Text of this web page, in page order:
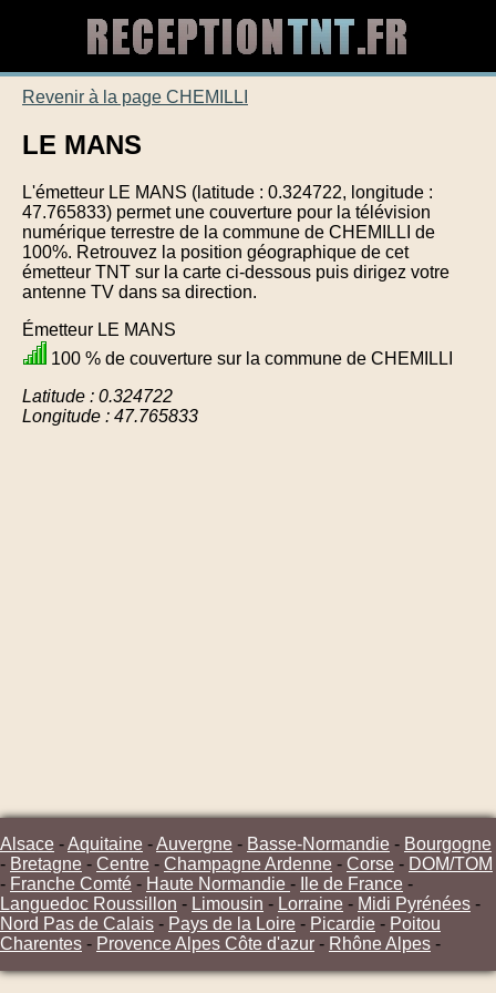
Revenir à la page CHEMILLI
LE MANS
L'émetteur LE MANS (latitude : 0.324722, longitude :
47.765833) permet une couverture pour la télévision
numérique terrestre de la commune de CHEMILLI de
100%. Retrouvez la position géographique de cet
émetteur TNT sur la carte ci-dessous puis dirigez votre
antenne TV dans sa direction.
Émetteur LE MANS
100 % de couverture sur la commune de CHEMILLI
Latitude : 0.324722
Longitude : 47.765833
Alsace -Aquitaine -Auvergne - Basse-Normandie - Bourgogne
- Bretagne - Centre - Champagne Ardenne - Corse - DOM/TOM
- Franche Comté - Haute Normandie - Ile de France -
Languedoc Roussillon - Limousin - Lorraine - Midi Pyrénées -
Nord Pas de Calais - Pays de la Loire - Picardie - Poitou
Charentes - Provence Alpes Côte d'azur - Rhône Alpes -